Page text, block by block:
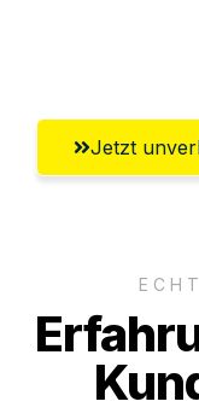
Jetzt